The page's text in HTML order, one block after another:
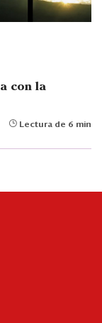
con la
Lectura de 6 min